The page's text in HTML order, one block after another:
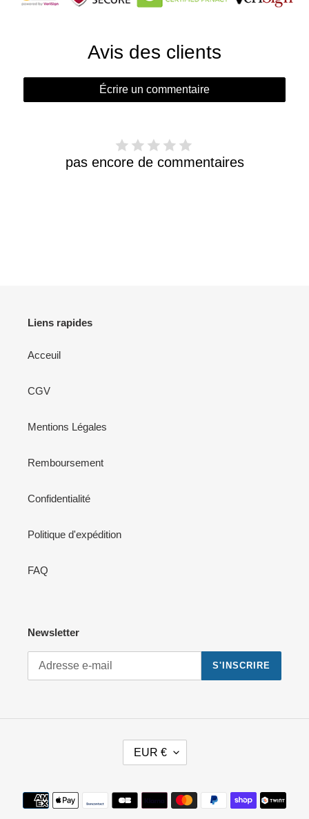
Avis des clients
Écrire un commentaire
pas encore de commentaires
Liens rapides
Acceuil
CGV
Mentions Légales
Remboursement
Confidentialité
Politique d'expédition
FAQ
Newsletter
S'INSCRIRE
I
S
EUR €
Moyens
de